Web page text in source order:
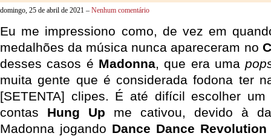
domingo, 25 de abril de 2021 – Nenhum comentário
Eu me impressiono como, de vez em
medalhões da música nunca apareceram no
desses casos é Madonna, que era uma
muita gente que é considerada fodona ter
[SETENTA] clipes. É até difícil escolher
contas Hung Up me cativou, devido à
Madonna jogando Dance Dance Revolution